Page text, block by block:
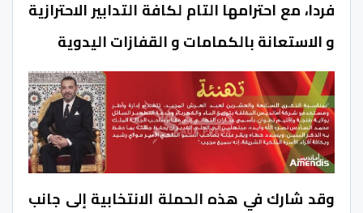
فردا، مع احترامها التام لكافة التدابير الاحترازية
و الاستعانة بالكمامات و القفازات اليدوية
وقد شارك في هذه الحملة الانتخابية إلى جانب